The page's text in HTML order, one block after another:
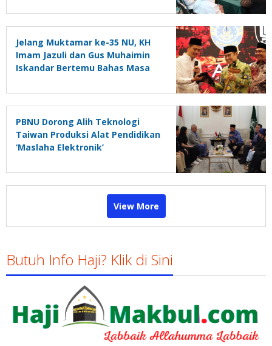
Jelang Muktamar ke-35 NU, KH
Imam Jazuli dan Gus Muhaimin
Iskandar Bertemu Bahas Masa
PBNU Dorong Alih Teknologi
Taiwan Produksi Alat Pendidikan
‘Maslaha Elektronik’
View More
Butuh Info Haji? Klik di Sini